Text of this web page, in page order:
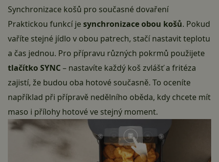
Synchronizace košů pro současné dovaření
Praktickou funkcí jesynchronizace obou košů. Pokud
vaříte stejné jídlo v obou patrech, stačí nastavit teplotu
a čas jednou. Pro přípravu různých pokrmů použijete
tlačítko SYNC– nastavíte každý koš zvlášť a fritéza
zajistí, že budou oba hotové současně. To oceníte
například při přípravě nedělního oběda, kdy chcete mít
maso i přílohy hotové ve stejný moment.